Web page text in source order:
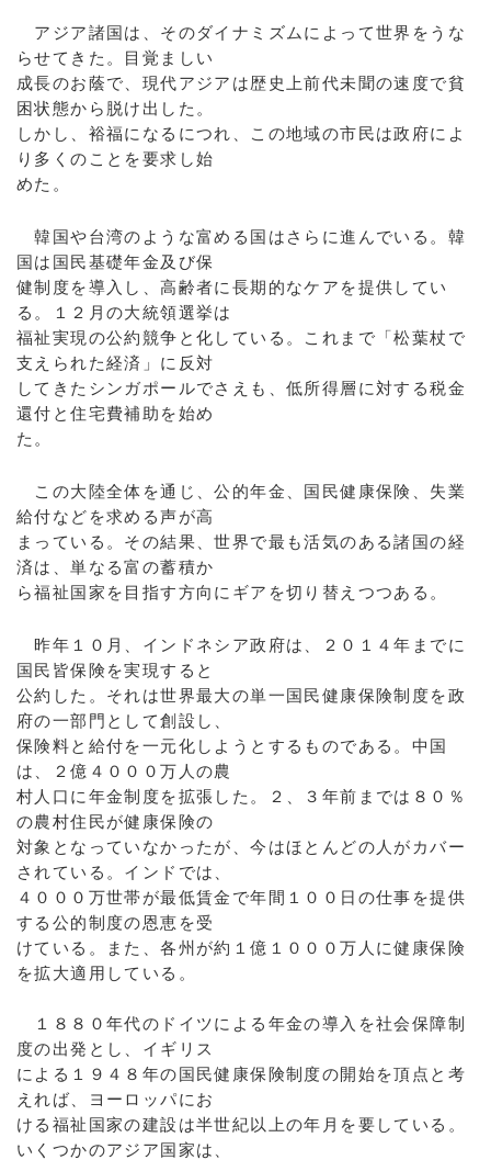
アジア諸国は、そのダイナミズムによって世界をうな
らせてきた。目覚ましい
成長のお蔭で、現代アジアは歴史上前代未聞の速度で貧
困状態から脱け出した。
しかし、裕福になるにつれ、この地域の市民は政府によ
り多くのことを要求し始
めた。
韓国や台湾のような富める国はさらに進んでいる。韓
国は国民基礎年金及び保
健制度を導入し、高齢者に長期的なケアを提供してい
る。１２月の大統領選挙は
福祉実現の公約競争と化している。これまで「松葉杖で
支えられた経済」に反対
してきたシンガポールでさえも、低所得層に対する税金
還付と住宅費補助を始め
た。
この大陸全体を通じ、公的年金、国民健康保険、失業
給付などを求める声が高
まっている。その結果、世界で最も活気のある諸国の経
済は、単なる富の蓄積か
ら福祉国家を目指す方向にギアを切り替えつつある。
昨年１０月、インドネシア政府は、２０１４年までに
国民皆保険を実現すると
公約した。それは世界最大の単一国民健康保険制度を政
府の一部門として創設し、
保険料と給付を一元化しようとするものである。中国
は、２億４０００万人の農
村人口に年金制度を拡張した。２、３年前までは８０％
の農村住民が健康保険の
対象となっていなかったが、今はほとんどの人がカバー
されている。インドでは、
４０００万世帯が最低賃金で年間１００日の仕事を提供
する公的制度の恩恵を受
けている。また、各州が約１億１０００万人に健康保険
を拡大適用している。
１８８０年代のドイツによる年金の導入を社会保障制
度の出発とし、イギリス
による１９４８年の国民健康保険制度の開始を頂点と考
えれば、ヨーロッパにお
ける福祉国家の建設は半世紀以上の年月を要している。
いくつかのアジア国家は、